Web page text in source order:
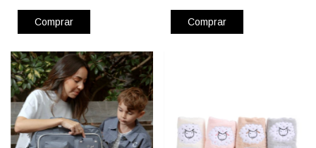
Comprar Comprar